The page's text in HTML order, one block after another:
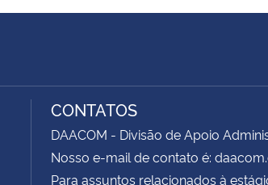
CONTATOS
DAACOM - Divisão de Apoio
Nosso e-mail de contato é:
Para assuntos relacionados à